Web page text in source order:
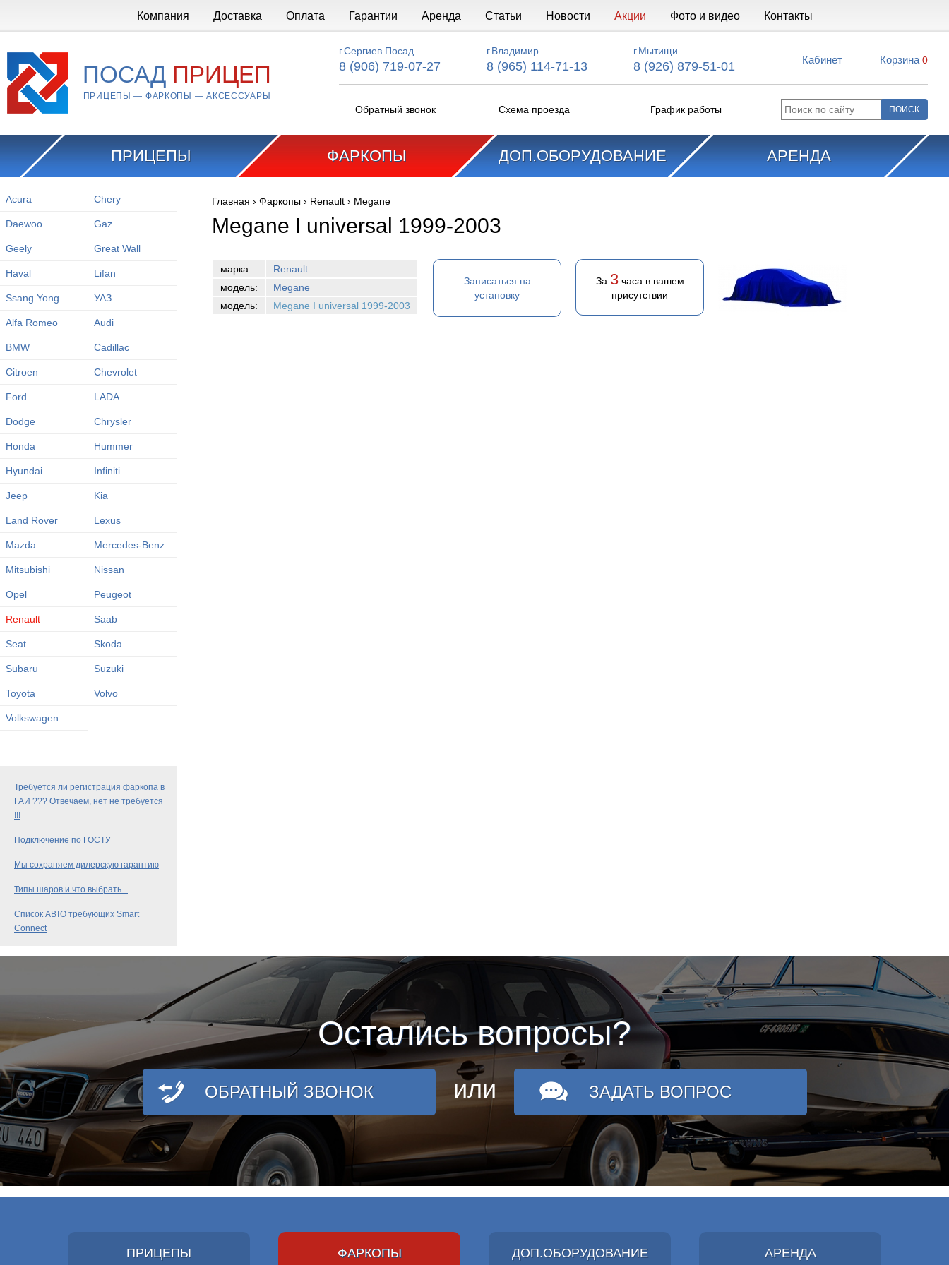
Компания Доставка Оплата Гарантии Аренда Статьи Новости Акции Фото и видео Контакты
ПОСАД ПРИЦЕП
ПРИЦЕПЫ — ФАРКОПЫ — АКСЕССУАРЫ
г.Сергиев Посад
8 (906) 719-07-27
г.Владимир
8 (965) 114-71-13
г.Мытищи
8 (926) 879-51-01 Кабинет Корзина 0
Обратный звонок Схема проезда График работы
ПРИЦЕПЫ ФАРКОПЫ ДОП.ОБОРУДОВАНИЕ АРЕНДА
Acura Chery
Daewoo Gaz
Geely Great Wall
Haval Lifan
Ssang Yong УАЗ
Alfa Romeo Audi
BMW Cadillac
Citroen Chevrolet
Ford LADA
Dodge Chrysler
Honda Hummer
Hyundai Infiniti
Jeep Kia
Land Rover Lexus
Mazda Mercedes-Benz
Mitsubishi Nissan
Opel Peugeot
Renault Saab
Seat Skoda
Subaru Suzuki
Toyota Volvo
Volkswagen
Требуется ли регистрация фаркопа в
ГАИ ??? Отвечаем, нет не требуется
!!!
Подключение по ГОСТУ
Мы сохраняем дилерскую гарантию
Типы шаров и что выбрать...
Список АВТО требующих Smart
Connect
Вы здесь
Главная › Фаркопы › Renault › Megane
Megane I universal 1999-2003
марка:
Renault
модель:
Megane
модель:
Megane I universal 1999-2003
Записаться на
установку
За 3часа в вашем
присутствии
Остались вопросы?
ОБРАТНЫЙ ЗВОНОК или ЗАДАТЬ ВОПРОС
ПРИЦЕПЫ ФАРКОПЫ ДОП.ОБОРУДОВАНИЕ АРЕНДА